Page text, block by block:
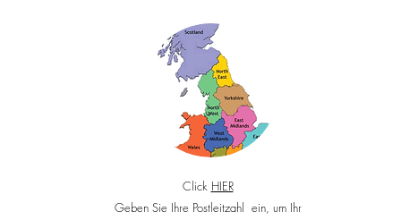
Click HIER
Geben Sie Ihre Postleitzahl ein, um Ihr